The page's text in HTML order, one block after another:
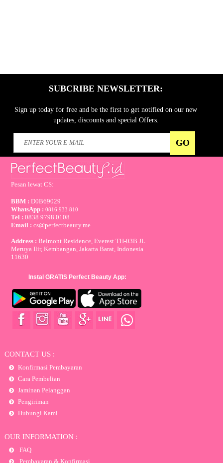
SUBCRIBE NEWSLETTER:
Sign up today for free and be the first to get notified on our new
updates, discounts and special Offers.
Pesan lewat CS:
BBM : D0B69029
WhatsApp :0816 933 810
Tel :0838 9798 0108
Email :cs@perfectbeauty.me
Address : Belmont Residence, Everest TH-03B JL
Meruya Ilir, Kembangan, Jakarta Barat, Indonesia
11630
Instal GRATIS Perfect Beauty App:
CONTACT US :
Konfirmasi Pembayaran
Cara Pembelian
Jaminan Pelanggan
Pengiriman
Hubungi Kami
OUR INFORMATION :
FAQ
Pembayaran & Konfirmasi